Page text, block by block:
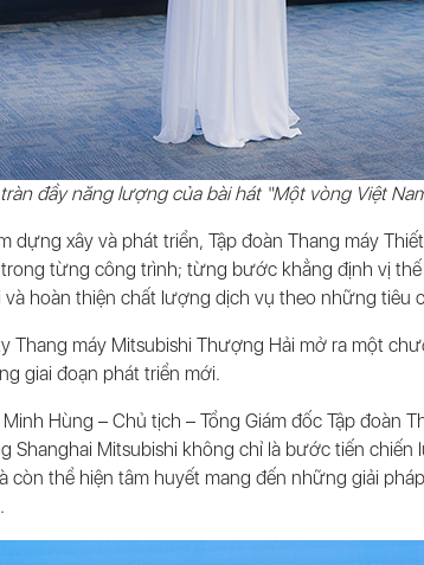
đầy năng lượng của bài hát “Một vòng Việt
dựng xây và phát triển, Tập đoàn Thang máy
từng công trình; từng bước khẳng định vị
và hoàn thiện chất lượng dịch vụ theo những tiêu
Thang máy Mitsubishi Thượng Hải mở ra một
giai đoạn phát triển mới.
Hùng – Chủ tịch – Tổng Giám đốc Tập đoàn
Shanghai Mitsubishi không chỉ là bước tiến
còn thể hiện tâm huyết mang đến những giải